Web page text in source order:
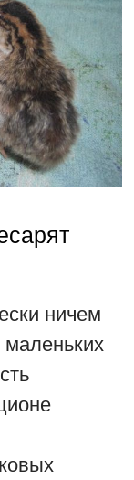
ничем
маленьких